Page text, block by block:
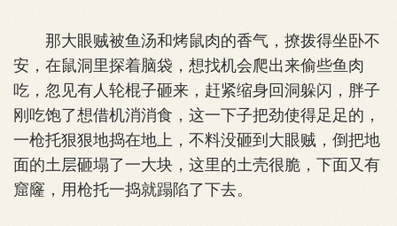
那大眼贼被鱼汤和烤鼠肉的香气，撩拨得坐卧不
安，在鼠洞里探着脑袋，想找机会爬出来偷些鱼肉
吃，忽见有人轮棍子砸来，赶紧缩身回洞躲闪，胖子
刚吃饱了想借机消消食，这一下子把劲使得足足的，
一枪托狠狠地捣在地上，不料没砸到大眼贼，倒把地
面的土层砸塌了一大块，这里的土壳很脆，下面又有
窟窿，用枪托一捣就蹋陷了下去。